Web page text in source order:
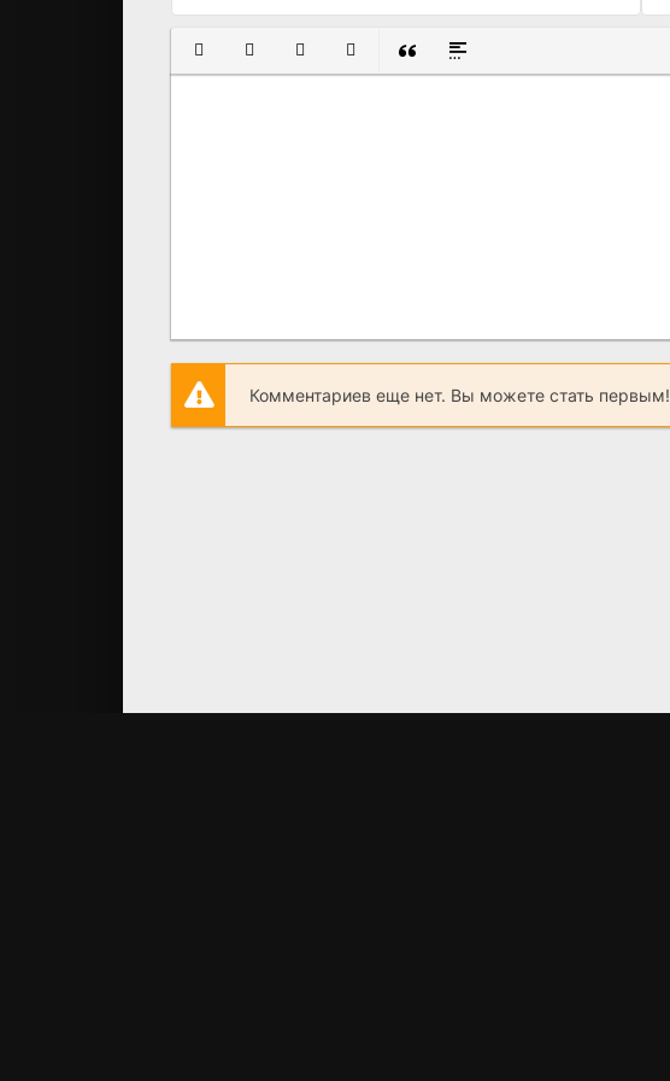
ПОЛУЖИРНЫЙ
КУРСИВПОДЧЕРКНУТЫЙ
ЗАЧЕРКНУТЫЙ
ВСТАВКА ЦИТАТЫ
ВСТАВКА СПОЙЛЕРА
Комментариев еще нет. Вы можете стать первым!